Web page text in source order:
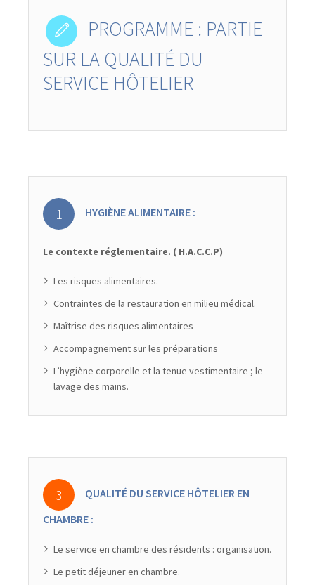
PROGRAMME : PARTIE
SUR LA QUALITÉ DU
SERVICE HÔTELIER
HYGIÈNE ALIMENTAIRE :
Le contexte réglementaire. ( H.A.C.C.P)
Les risques alimentaires.
Contraintes de la restauration en milieu médical.
Maîtrise des risques alimentaires
Accompagnement sur les préparations
L’hygiène corporelle et la tenue vestimentaire ; le
lavage des mains.
QUALITÉ DU SERVICE HÔTELIER EN
CHAMBRE :
Le service en chambre des résidents : organisation.
Le petit déjeuner en chambre.